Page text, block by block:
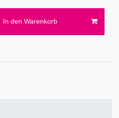
In den Warenkorb